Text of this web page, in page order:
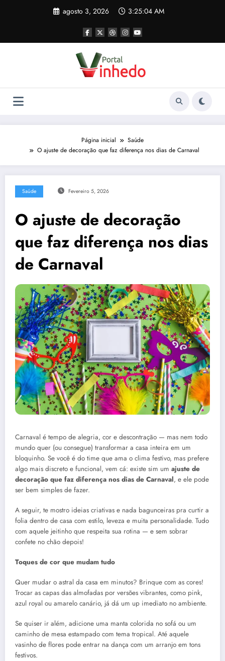
agosto 3, 2026 3:25:04 AM
Página inicial
Saúde
O ajuste de decoração que faz diferença nos dias de Carnaval
Saúde Fevereiro 5, 2026
O ajuste de decoração
que faz diferença nos dias
de Carnaval
Carnaval é tempo de alegria, cor e descontração — mas nem todo
mundo quer (ou consegue) transformar a casa inteira em um
bloquinho. Se você é do time que ama o clima festivo, mas prefere
algo mais discreto e funcional, vem cá: existe sim um ajuste de
decoração que faz diferença nos dias de Carnaval, e ele pode
ser bem simples de fazer.
A seguir, te mostro ideias criativas e nada bagunceiras pra curtir a
folia dentro de casa com estilo, leveza e muita personalidade. Tudo
com aquele jeitinho que respeita sua rotina — e sem sobrar
confete no chão depois!
Toques de cor que mudam tudo
Quer mudar o astral da casa em minutos? Brinque com as cores!
Trocar as capas das almofadas por versões vibrantes, como pink,
azul royal ou amarelo canário, já dá um up imediato no ambiente.
Se quiser ir além, adicione uma manta colorida no sofá ou um
caminho de mesa estampado com tema tropical. Até aquele
vasinho de flores pode entrar na dança com um arranjo em tons
festivos.